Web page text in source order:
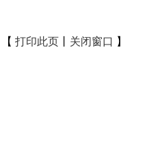
【 打印此页 关闭窗口 】